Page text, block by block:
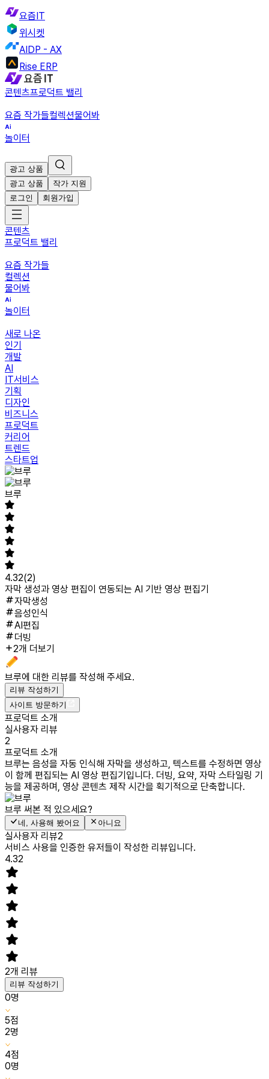
요즘IT
위시켓
AIDP - AX
Rise ERP
콘텐츠프로덕트 밸리
요즘 작가들컬렉션물어봐
놀이터
광고 상품
광고 상품
작가 지원
로그인
회원가입
콘텐츠
프로덕트 밸리
요즘 작가들
컬렉션
물어봐
놀이터
새로 나온
인기
개발
AI
IT서비스
기획
디자인
비즈니스
프로덕트
커리어
트렌드
스타트업
브루
4.32(2)
자막 생성과 영상 편집이 연동되는 AI 기반 영상 편집기
자막생성
음성인식
AI편집
더빙
2개 더보기
브루에 대한 리뷰를 작성해 주세요.
리뷰 작성하기
사이트 방문하기
프로덕트 소개
실사용자 리뷰
2
프로덕트 소개
브루는 음성을 자동 인식해 자막을 생성하고, 텍스트를 수정하면 영상
이 함께 편집되는 AI 영상 편집기입니다. 더빙, 요약, 자막 스타일링 기
능을 제공하며, 영상 콘텐츠 제작 시간을 획기적으로 단축합니다.
브루 써본 적 있으세요?
네, 사용해 봤어요 아니요
실사용자 리뷰2
서비스 사용을 인증한 유저들이 작성한 리뷰입니다.
4.32
2개 리뷰
리뷰 작성하기
0명
5점
2명
4점
0명